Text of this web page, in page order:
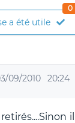
a été utile
0
09/2010 20:24
il